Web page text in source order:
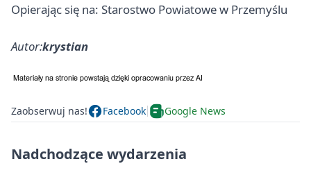
Opierając się na: Starostwo Powiatowe w Przemyślu
Autor:krystian
Zaobserwuj nas! Facebook Google News
Nadchodzące wydarzenia